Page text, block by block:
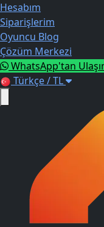
Hesabım
Siparişlerim
Oyuncu Blog
Çözüm Merkezi
WhatsApp'tan
Türkçe / TL